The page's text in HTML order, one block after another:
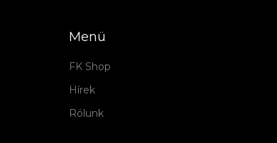
Menü
FK Shop
Hírek
Rólunk